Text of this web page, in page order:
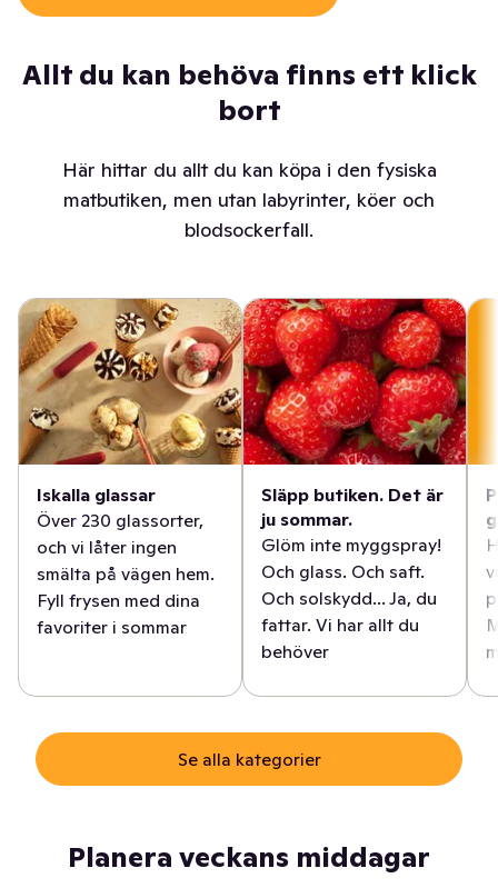
Allt du kan behöva finns ett klick
bort
Här hittar du allt du kan köpa i den fysiska
matbutiken, men utan labyrinter, köer och
blodsockerfall.
Iskalla glassar
Över 230 glassorter,
och vi låter ingen
smälta på vägen hem.
Fyll frysen med dina
favoriter i sommar
Släpp butiken. Det är
ju sommar.
Glöm inte myggspray!
Och glass. Och saft.
Och solskydd... Ja, du
fattar. Vi har allt du
behöver
Se alla kategorier
Planera veckans middagar